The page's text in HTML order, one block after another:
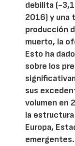
debilita (-
2016) y una
producción
muerto, la
Esto ha
sobre los
sus
volumen en
la
Europa,